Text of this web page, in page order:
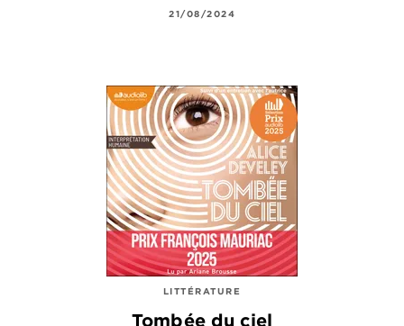
21/08/2024
LITTÉRATURE
Tombée du ciel